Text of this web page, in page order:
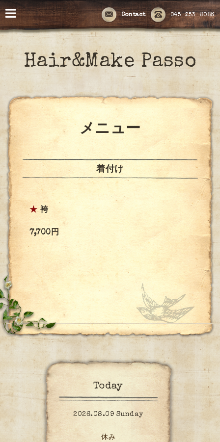
045-253-8086
Contact
Hair&Make Passo
メニュー
着付け
★ 袴
7,700円
Today
2026.08.09 Sunday
休み